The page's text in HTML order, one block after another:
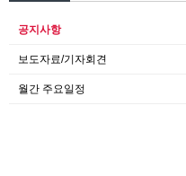
공지사항
보도자료/기자회견
월간 주요일정